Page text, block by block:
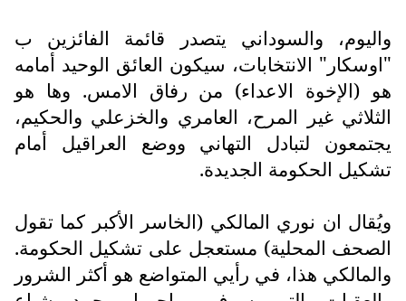
واليوم، والسوداني يتصدر قائمة الفائزين ب
"اوسكار" الانتخابات، سيكون العائق الوحيد أمامه
هو (الإخوة الاعداء) من رفاق الامس. وها هو
الثلاثي غير المرح، العامري والخزعلي والحكيم،
يجتمعون لتبادل التهاني ووضع العراقيل أمام
تشكيل الحكومة الجديدة.
ويُقال ان نوري المالكي (الخاسر الأكبر كما تقول
الصحف المحلية) مستعجل على تشكيل الحكومة.
والمالكي هذا، في رأيي المتواضع هو أكثر الشرور